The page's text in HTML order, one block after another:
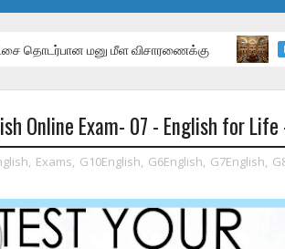
மனு மீள விசாரணைக்கு NEWS
Online Exam- 07 - English for
, Exams, G10English, G6English, G7English,